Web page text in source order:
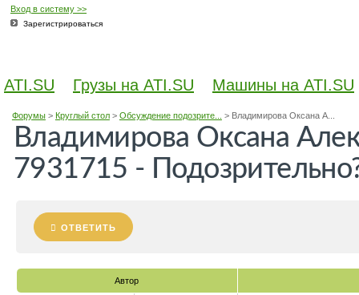
Вход в систему >>
Зарегистрироваться
ATI.SU Грузы на ATI.SU Машины на ATI.SU
Форумы> Круглый стол> Обсуждение подозрите... > Владимирова Оксана А...
Владимирова Оксана
7931715 -
ОТВЕТИТЬ
Автор